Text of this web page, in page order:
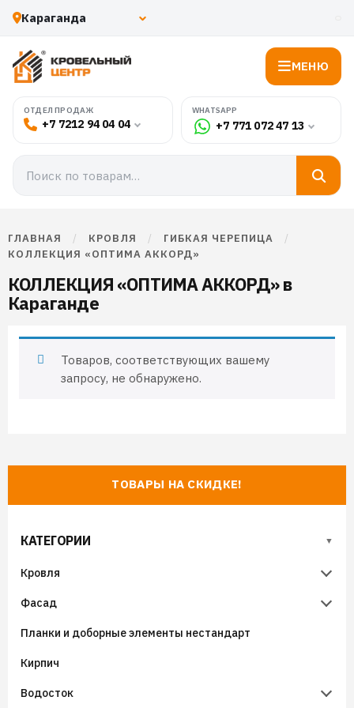
МЕНЮ
ОТДЕЛ ПРОДАЖ
+7 7212 94 04 04
WHATSAPP
+7 771 072 47 13
ГЛАВНАЯ / КРОВЛЯ / ГИБКАЯ ЧЕРЕПИЦА
/
КОЛЛЕКЦИЯ «ОПТИМА АККОРД»
КОЛЛЕКЦИЯ «ОПТИМА АККОРД» в
Караганде
ТОВАРЫ НА СКИДКЕ!
КАТЕГОРИИ
Кровля
Металлочерепица
Металлочерепица Супермонтеррей
Металлочерепица Панорама
Модульная металлочерепица Венеция
Гибкая черепица
Гибкая черепица (мягкая кровля) SHINGLAS
Гибкая черепица Docke
Фальцевая кровля
Черепица Ондулин
Фасад
Металлический сайдинг
Виниловый сайдинг
Виниловый сайдинг Grand Line
Фиброцементный сайдинг
Планки и доборные элементы нестандарт
Кирпич
Водосток
Товаров, соответствующих вашему
запросу, не обнаружено.